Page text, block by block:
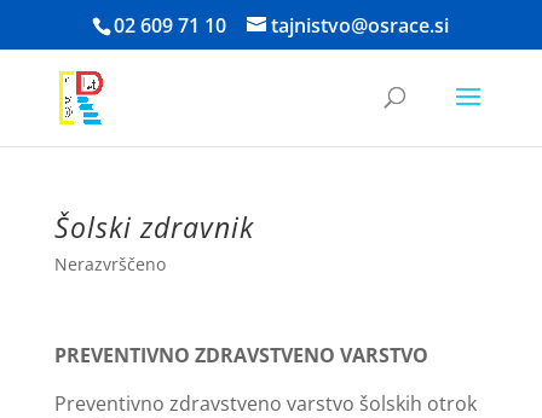
02 609 71 10 tajnistvo@osrace.si
Šolski zdravnik
Nerazvrščeno
PREVENTIVNO ZDRAVSTVENO VARSTVO
Preventivno zdravstveno varstvo šolskih otrok